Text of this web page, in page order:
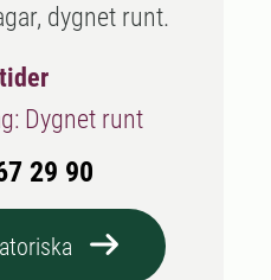
dygnet runt.
Dygnet runt
29 90